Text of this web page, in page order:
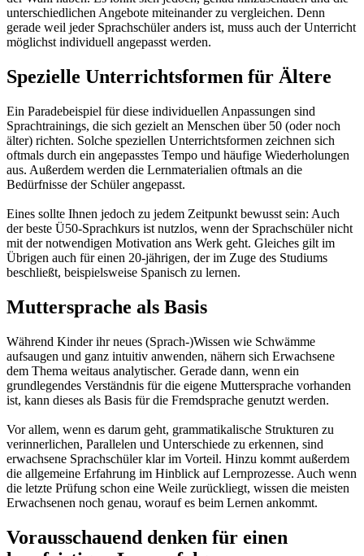
unterschiedlichen Angebote miteinander zu vergleichen. Denn
gerade weil jeder Sprachschüler anders ist, muss auch der Unterricht
möglichst individuell angepasst werden.
Spezielle Unterrichtsformen für Ältere
Ein Paradebeispiel für diese individuellen Anpassungen sind
Sprachtrainings, die sich gezielt an Menschen über 50 (oder noch
älter) richten. Solche speziellen Unterrichtsformen zeichnen sich
oftmals durch ein angepasstes Tempo und häufige Wiederholungen
aus. Außerdem werden die Lernmaterialien oftmals an die
Bedürfnisse der Schüler angepasst.
Eines sollte Ihnen jedoch zu jedem Zeitpunkt bewusst sein: Auch
der beste Ü50-Sprachkurs ist nutzlos, wenn der Sprachschüler nicht
mit der notwendigen Motivation ans Werk geht. Gleiches gilt im
Übrigen auch für einen 20-jährigen, der im Zuge des Studiums
beschließt, beispielsweise Spanisch zu lernen.
Muttersprache als Basis
Während Kinder ihr neues (Sprach-)Wissen wie Schwämme
aufsaugen und ganz intuitiv anwenden, nähern sich Erwachsene
dem Thema weitaus analytischer. Gerade dann, wenn ein
grundlegendes Verständnis für die eigene Muttersprache vorhanden
ist, kann dieses als Basis für die Fremdsprache genutzt werden.
Vor allem, wenn es darum geht, grammatikalische Strukturen zu
verinnerlichen, Parallelen und Unterschiede zu erkennen, sind
erwachsene Sprachschüler klar im Vorteil. Hinzu kommt außerdem
die allgemeine Erfahrung im Hinblick auf Lernprozesse. Auch wenn
die letzte Prüfung schon eine Weile zurückliegt, wissen die meisten
Erwachsenen noch genau, worauf es beim Lernen ankommt.
Vorausschauend denken für einen